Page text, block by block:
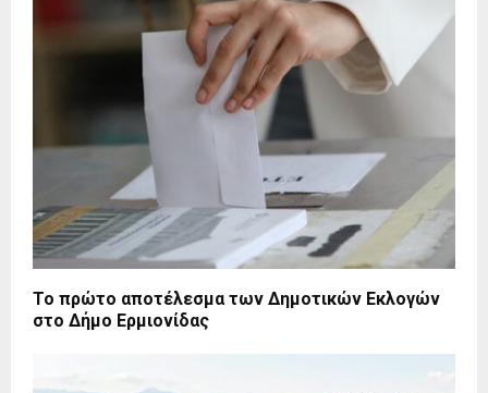
Το πρώτο αποτέλεσμα των Δημοτικών Εκλογών
στο Δήμο Ερμιονίδας